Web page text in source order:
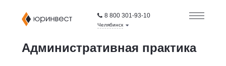
8 800 301-93-10
Челябинск
Административная практика